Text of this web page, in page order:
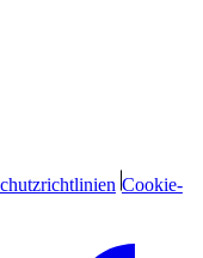
Cookie-